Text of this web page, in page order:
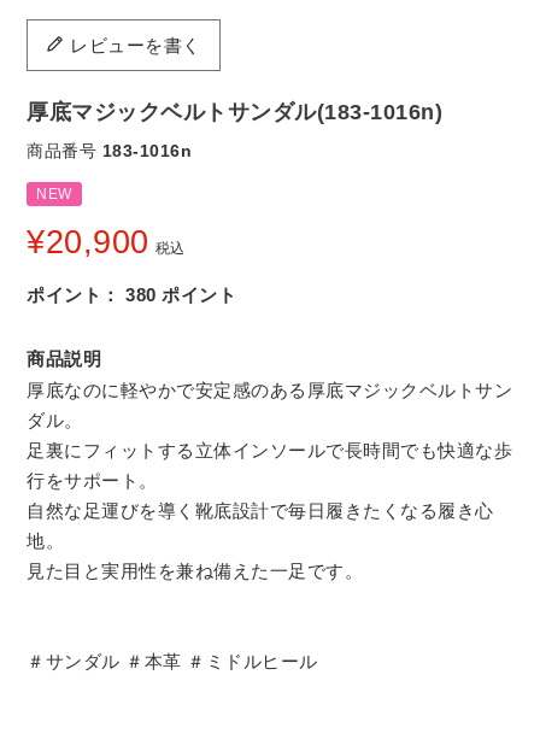
レビューを書く
厚底マジックベルトサンダル(183-1016n)
商品番号 183-1016n
NEW
¥20,900 税込
ポイント： 380 ポイント
商品説明
厚底なのに軽やかで安定感のある厚底マジックベルトサン
ダル。
足裏にフィットする立体インソールで長時間でも快適な歩
行をサポート。
自然な足運びを導く靴底設計で毎日履きたくなる履き心
地。
見た目と実用性を兼ね備えた一足です。
＃サンダル ＃本革 ＃ミドルヒール